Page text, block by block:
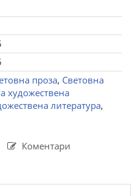
проза, Световна
художествена
литература,
Коментари